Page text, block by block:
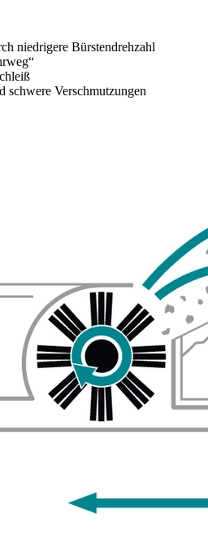
niedrigere Bürstendrehzahl
schwere Verschmutzungen